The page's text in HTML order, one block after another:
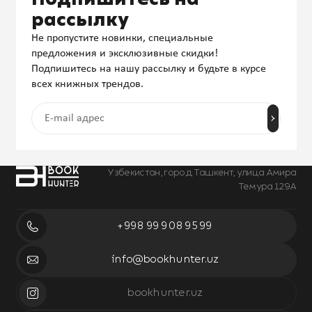
Узбекистан, город Ташкент, улица Амира
Темура 129А
+998 99 908 95 99
info@bookhunter.uz
bookhunter.uz
рассылку
Не пропустите новинки, специальные
предложения и эксклюзивные скидки!
Подпишитесь на нашу рассылку и будьте в курсе
всех книжных трендов.